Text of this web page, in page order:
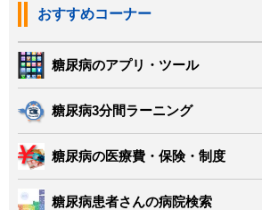
おすすめコーナー
糖尿病のアプリ・ツール
糖尿病3分間ラーニング
糖尿病の医療費・保険・制度
糖尿病患者さんの病院検索